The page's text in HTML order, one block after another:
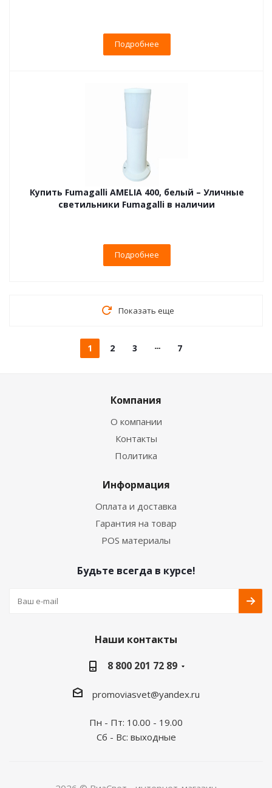
Подробнее
Купить Fumagalli AMELIA 400, белый – Уличные
светильники Fumagalli в наличии
Подробнее
Показать еще
1 2 3 7
Компания
О компании
Контакты
Политика
Информация
Оплата и доставка
Гарантия на товар
POS материалы
Будьте всегда в курсе!
Наши контакты
8 800 201 72 89
promoviasvet@yandex.ru
Пн - Пт: 10.00 - 19.00
Сб - Вс: выходные